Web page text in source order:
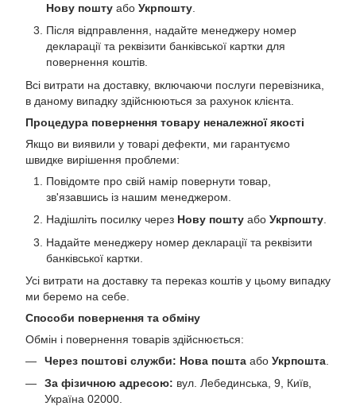
Нову пошту або Укрпошту
Після відправлення, надайте менеджеру номер
декларації та реквізити банківської картки для
повернення коштів.
Всі витрати на доставку, включаючи послуги перевізника,
в даному випадку здійснюються за рахунок клієнта.
Процедура повернення товару неналежної якості
Якщо ви виявили у товарі дефекти, ми гарантуємо
швидке вирішення проблеми:
Повідомте про свій намір повернути товар,
зв'язавшись із нашим менеджером.
Надішліть посилку через Нову пошту або Укрпошту.
Надайте менеджеру номер декларації та реквізити
банківської картки.
Усі витрати на доставку та переказ коштів у цьому випадку
ми беремо на себе.
Способи повернення та обміну
Обмін і повернення товарів здійснюється:
Через поштові служби: Нова пошта або Укрпошта
За фізичною адресою: вул. Лебединська, 9, Київ,
Україна 02000.